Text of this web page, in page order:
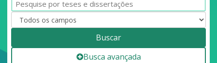
Buscar
Busca avançada